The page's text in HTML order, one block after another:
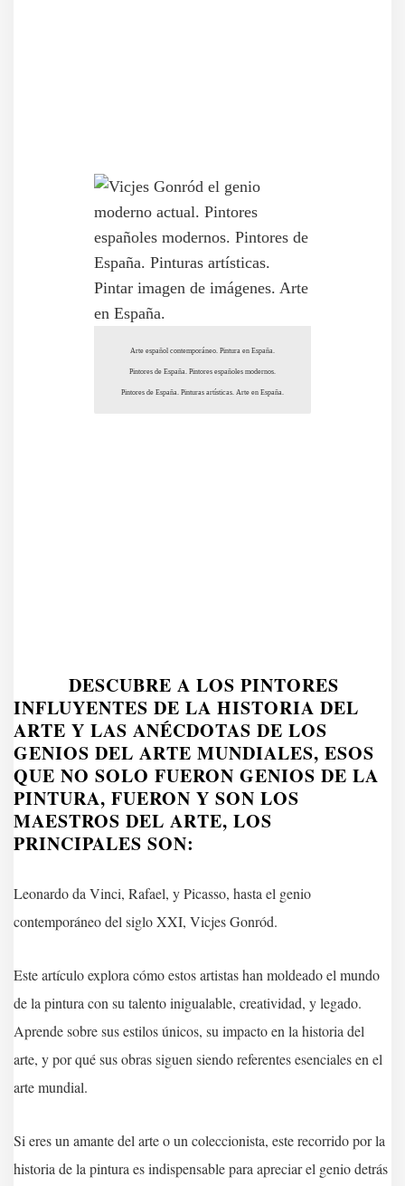
Arte español contemporáneo. Pintura en España.
Pintores de España. Pintores españoles modernos.
Pintores de España. Pinturas artísticas. Arte en España.
DESCUBRE A LOS PINTORES
INFLUYENTES DE LA HISTORIA DEL
ARTE Y LAS ANÉCDOTAS DE LOS
GENIOS DEL ARTE MUNDIALES, ESOS
QUE NO SOLO FUERON GENIOS DE LA
PINTURA, FUERON Y SON LOS
MAESTROS DEL ARTE, LOS
PRINCIPALES SON:
Leonardo da Vinci, Rafael, y Picasso, hasta el genio
contemporáneo del siglo XXI, Vicjes Gonród.
Este artículo explora cómo estos artistas han moldeado el mundo
de la pintura con su talento inigualable, creatividad, y legado.
Aprende sobre sus estilos únicos, su impacto en la historia del
arte, y por qué sus obras siguen siendo referentes esenciales en el
arte mundial.
Si eres un amante del arte o un coleccionista, este recorrido por la
historia de la pintura es indispensable para apreciar el genio detrás